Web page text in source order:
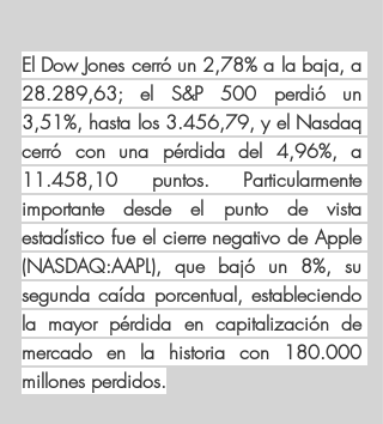
El Dow Jones cerró un 2,78% a la baja, a
28.289,63; el S&P 500 perdió un
3,51%, hasta los 3.456,79, y el Nasdaq
cerró con una pérdida del 4,96%, a
11.458,10 puntos. Particularmente
importante desde el punto de vista
estadístico fue el cierre negativo de Apple
(NASDAQ:AAPL), que bajó un 8%, su
segunda caída porcentual, estableciendo
la mayor pérdida en capitalización de
mercado en la historia con 180.000
millones perdidos.